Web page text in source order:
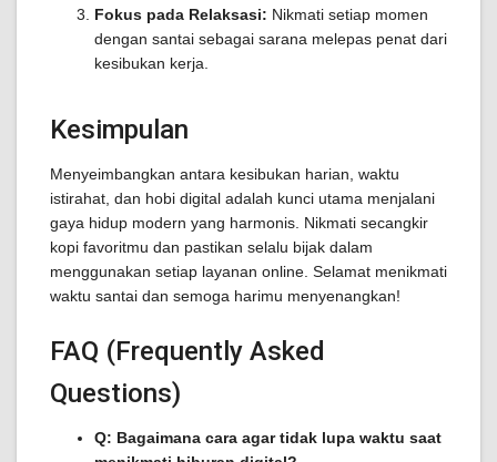
Fokus pada Relaksasi: Nikmati setiap momen
dengan santai sebagai sarana melepas penat dari
kesibukan kerja.
Kesimpulan
Menyeimbangkan antara kesibukan harian, waktu
istirahat, dan hobi digital adalah kunci utama menjalani
gaya hidup modern yang harmonis. Nikmati secangkir
kopi favoritmu dan pastikan selalu bijak dalam
menggunakan setiap layanan online. Selamat menikmati
waktu santai dan semoga harimu menyenangkan!
FAQ (Frequently Asked
Questions)
Q: Bagaimana cara agar tidak lupa waktu saat